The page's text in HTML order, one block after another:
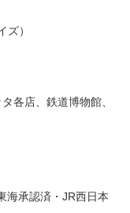
）
各店、鉄道博物館、
海承認済・JR西日本